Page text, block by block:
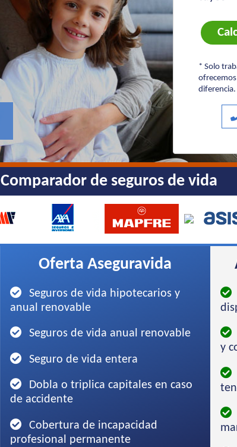
* Solo
diferencia.
Comparador de seguros de vida
Oferta Aseguravida
Seguros de vida hipotecarios y
anual renovable
Seguros de vida anual renovable
Seguro de vida entera
Dobla o triplica capitales en caso
de accidente
Cobertura de incapacidad
profesional permanente
y